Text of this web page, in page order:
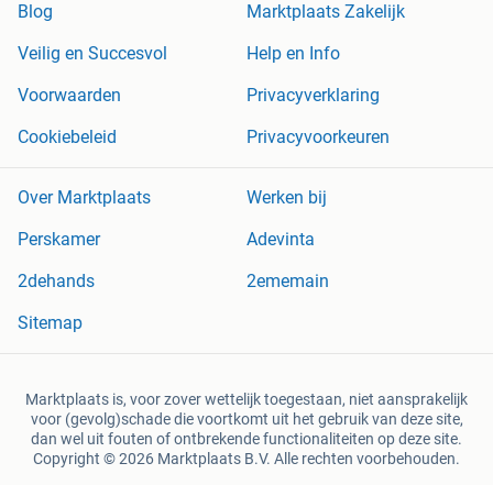
Blog
Marktplaats Zakelijk
Veilig en Succesvol
Help en Info
Voorwaarden
Privacyverklaring
Cookiebeleid
Privacyvoorkeuren
Over Marktplaats
Werken bij
Perskamer
Adevinta
2dehands
2ememain
Sitemap
Marktplaats is, voor zover wettelijk toegestaan, niet aansprakelijk
voor (gevolg)schade die voortkomt uit het gebruik van deze site,
dan wel uit fouten of ontbrekende functionaliteiten op deze site.
Copyright © 2026 Marktplaats B.V. Alle rechten voorbehouden.